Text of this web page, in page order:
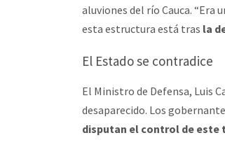
aluviones del río Cauca. “Era
esta estructura está tras la
El Estado se contradice
El Ministro de Defensa, Luis
desaparecido. Los
disputan el control de este